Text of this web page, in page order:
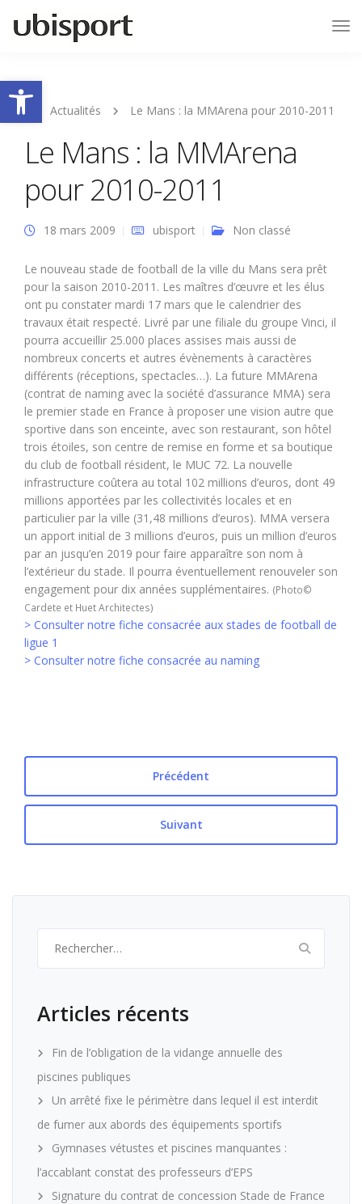
Ouvrir la barre d’outils
Actualités Le Mans : la MMArena pour 2010-2011
Le Mans : la MMArena
pour 2010-2011
18 mars 2009 ubisport Non classé
Le nouveau stade de football de la ville du Mans sera prêt
pour la saison 2010-2011. Les maîtres d’œuvre et les élus
ont pu constater mardi 17 mars que le calendrier des
travaux était respecté. Livré par une filiale du groupe Vinci, il
pourra accueillir 25.000 places assises mais aussi de
nombreux concerts et autres évènements à caractères
différents (réceptions, spectacles…). La future MMArena
(contrat de naming avec la société d’assurance MMA) sera
le premier stade en France à proposer une vision autre que
sportive dans son enceinte, avec son restaurant, son hôtel
trois étoiles, son centre de remise en forme et sa boutique
du club de football résident, le MUC 72. La nouvelle
infrastructure coûtera au total 102 millions d’euros, dont 49
millions apportées par les collectivités locales et en
particulier par la ville (31,48 millions d’euros). MMA versera
un apport initial de 3 millions d’euros, puis un million d’euros
par an jusqu’en 2019 pour faire apparaître son nom à
l’extérieur du stade. Il pourra éventuellement renouveler son
engagement pour dix années supplémentaires. (Photo©
Cardete et Huet Architectes)
> Consulter notre fiche consacrée aux stades de football de
ligue 1
> Consulter notre fiche consacrée au naming
Précédent
Suivant
Articles récents
Fin de l’obligation de la vidange annuelle des
piscines publiques
Un arrêté fixe le périmètre dans lequel il est interdit
de fumer aux abords des équipements sportifs
Gymnases vétustes et piscines manquantes :
l’accablant constat des professeurs d’EPS
Signature du contrat de concession Stade de France